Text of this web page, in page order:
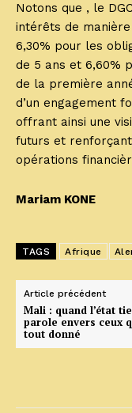
Notons que , le
intérêts de
6,30% pour les
de 5 ans et 6,60%
de la première
d’un engagement
offrant ainsi une
futurs et
opérations
Mariam KONE
TAGS Afrique
Article précédent
Mali : quand l’état
parole envers ceux
tout donné